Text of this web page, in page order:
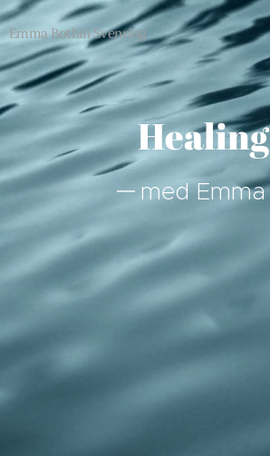
Emma Bothin Svenring
Healing
med Emma